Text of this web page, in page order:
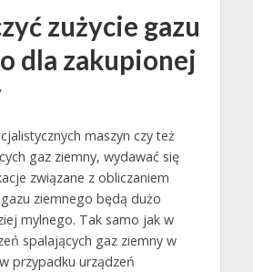
zużycie gazu
dla zakupionej
maszyn czy też
gaz ziemny, wydawać się
związane z obliczaniem
ziemnego będą dużo
mylnego. Tak samo jak w
spalających gaz ziemny w
przypadku urządzeń